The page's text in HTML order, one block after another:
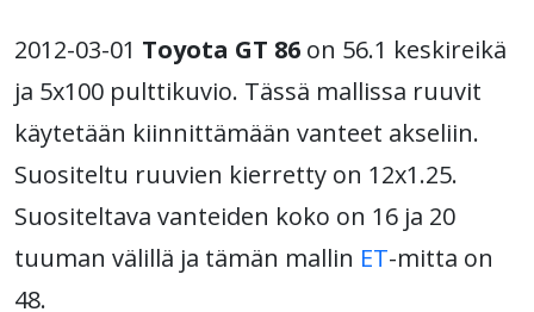
2012-03-01 Toyota GT 86 on 56.1 keskireikä
ja 5x100 pulttikuvio. Tässä mallissa ruuvit
käytetään kiinnittämään vanteet akseliin.
Suositeltu ruuvien kierretty on 12x1.25.
Suositeltava vanteiden koko on 16 ja 20
tuuman välillä ja tämän mallin ET-mitta on
48.